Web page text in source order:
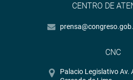
CENTRO DE
CNC
Palacio Legislativo Av.